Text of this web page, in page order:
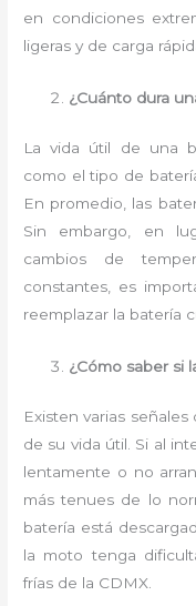
en condiciones
ligeras y de carga
¿Cuánto dura
La vida útil de una
como el tipo de
En promedio, las
Sin embargo, en
cambios de
constantes, es
reemplazar la batería
¿Cómo saber si
Existen varias
de su vida útil. Si al
lentamente o no
más tenues de lo
batería está
la moto tenga
frías de la CDMX.